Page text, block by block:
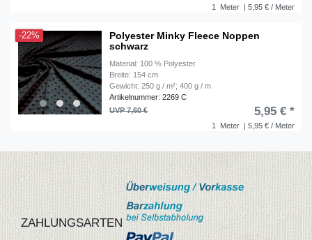
1 Meter | 5,95 € / Meter
-22%
Polyester Minky Fleece Noppen
schwarz
Material: 100 % Polyester
Breite: 154 cm
Gewicht: 250 g / m²; 400 g / m
Artikelnummer: 2269 C
1 Meter | 5,95 € / Meter
UVP 7,60 € 5,95 € *
ZAHLUNGSARTEN